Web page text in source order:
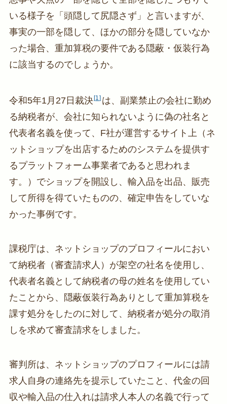
いる様子を「頭隠して尻隠さず」と言いますが、
事実の一部を隠して、ほかの部分を隠していなか
った場合、重加算税の要件である隠蔽・仮装行為
に該当するのでしょうか。
令和5年1月27日裁決 1 は、副業禁止の会社に勤め
る納税者が、会社に知られないように偽の社名と
代表者名義を使って、F社が運営するサイト上（ネ
ットショップを出店するためのシステムを提供す
るプラットフォーム事業者であると思われま
す。）でショップを開設し、輸入品を出品、販売
して所得を得ていたものの、確定申告をしていな
かった事例です。
課税庁は、ネットショップのプロフィールにおい
て納税者（審査請求人）が架空の社名を使用し、
代表者名義として納税者の母の姓名を使用してい
たことから、隠蔽仮装行為ありとして重加算税を
課す処分をしたのに対して、納税者が処分の取消
しを求めて審査請求をしました。
審判所は、ネットショップのプロフィールには請
求人自身の連絡先を提示していたこと、代金の回
収や輸入品の仕入れは請求人本人の名義で行って